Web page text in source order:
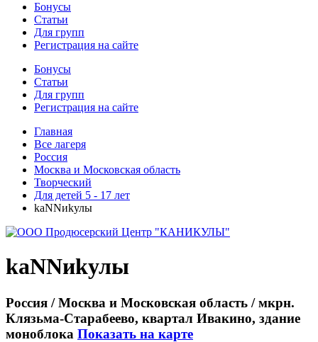
Бонусы
Статьи
Для групп
Регистрация на сайте
Бонусы
Статьи
Для групп
Регистрация на сайте
Главная
Все лагеря
Россия
Москва и Московская область
Творческий
Для детей 5 - 17 лет
kaNNиkулы
kaNNиkулы
Россия / Москва и Московская область / мкрн.
Клязьма-Старабеево, квартал Ивакино, здание
моноблока Показать на карте